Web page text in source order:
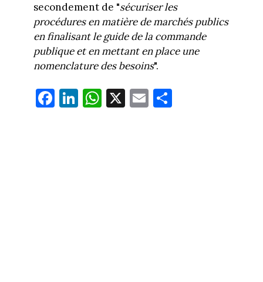
secondement de "sécuriser les
procédures en matière de marchés publics
en finalisant le guide de la commande
publique et en mettant en place une
nomenclature des besoins".
Fa
ce
Li
nk
W
ha
X E
m
Pa